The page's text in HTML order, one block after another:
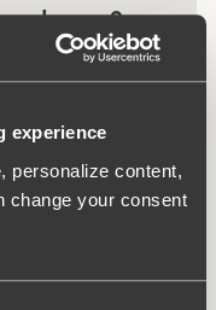
experience
personalize content,
change your consent